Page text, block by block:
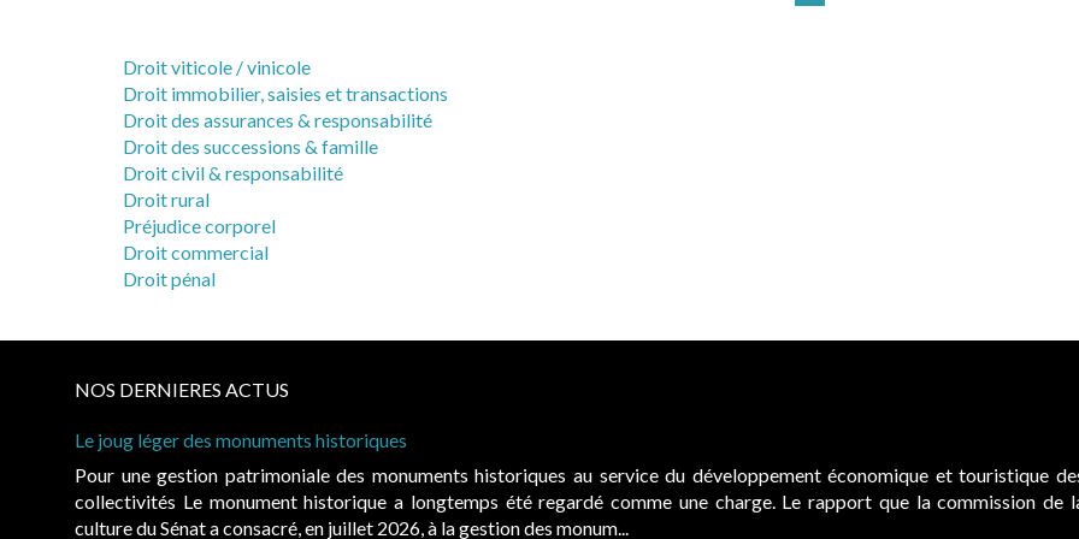
Droit viticole / vinicole
Droit immobilier, saisies et transactions
Droit des assurances & responsabilité
Droit des successions & famille
Droit civil & responsabilité
Droit rural
Préjudice corporel
Droit commercial
Droit pénal
NOS DERNIERES ACTUS
Le joug léger des monuments historiques
Pour une gestion patrimoniale des monuments historiques au service du développement économique et touristique
collectivités Le monument historique a longtemps été regardé comme une charge. Le rapport que la commission de
culture du Sénat a consacré, en juillet 2026, à la gestion des monum...